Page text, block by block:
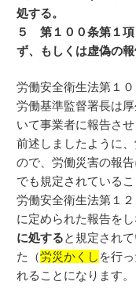
処する。
５ 第１００条第１項
ず、もしくは虚偽の
労働安全衛生法第１
労働基準監督署長は
いて事業者に報告さ
前述しましたように
ので、労働災害の報
でも規定されているこ
労働安全衛生法第１
に定められた報告をし
に処すると規定され
た（労災かくし を行
れることになります。